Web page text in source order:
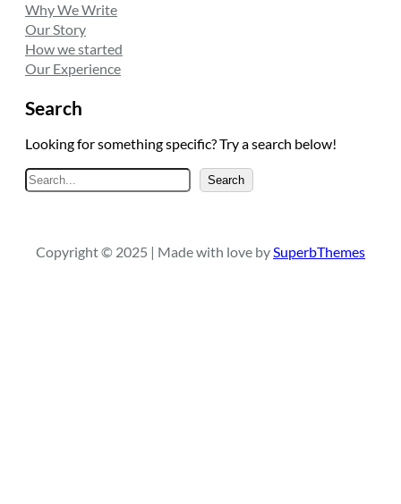
Why We Write
Our Story
How we started
Our Experience
Search
Looking for something specific? Try a search below!
A
r
Search
Copyright © 2025 | Made with love bySuperbThemes